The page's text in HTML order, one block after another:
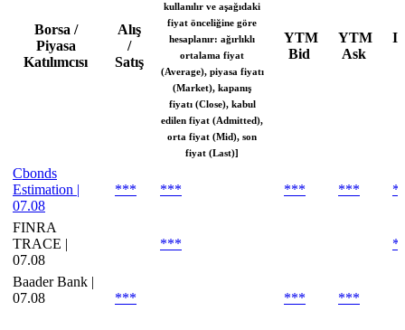
Borsa /
Piyasa
Katılımcısı
Alış
/
Satış
kullanılır ve aşağıdaki
fiyat önceliğine göre
hesaplanır: ağırlıklı
ortalama fiyat
(Average), piyasa fiyatı
(Market), kapanış
fiyatı (Close), kabul
edilen fiyat (Admitted),
orta fiyat (Mid), son
fiyat (Last)]
YTM
Bid
YTM
Ask
Cbonds
Estimation |
07.08
*** *** *** ***
FINRA
TRACE |
07.08
***
Baader Bank |
07.08
*** *** ***